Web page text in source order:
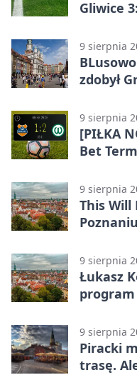
Gliwice
9 sierpnia
zdobył
9 sierpnia
[PIŁKA
Bet
komplet
9 sierpnia
This Will
9 sierpnia
Łukasz
program
9 sierpnia
Piracki
trasę.